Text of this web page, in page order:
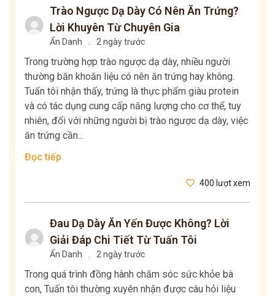
Trào Ngược Dạ Dày Có Nên Ăn Trứng?
Lời Khuyên Từ Chuyên Gia
Ẩn Danh 2 ngày trước
Trong trường hợp trào ngược dạ dày, nhiều người
thường băn khoăn liệu có nên ăn trứng hay không.
Tuấn tôi nhận thấy, trứng là thực phẩm giàu protein
và có tác dụng cung cấp năng lượng cho cơ thể, tuy
nhiên, đối với những người bị trào ngược dạ dày, việc
ăn trứng cần...
Đọc tiếp
400 lượt xem
Đau Dạ Dày Ăn Yến Được Không? Lời
Giải Đáp Chi Tiết Từ Tuấn Tôi
Ẩn Danh 2 ngày trước
Trong quá trình đồng hành chăm sóc sức khỏe bà
con, Tuấn tôi thường xuyên nhận được câu hỏi liệu